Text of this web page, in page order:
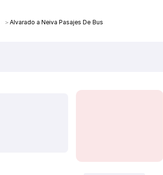
＞Alvarado a Neiva Pasajes De Bus